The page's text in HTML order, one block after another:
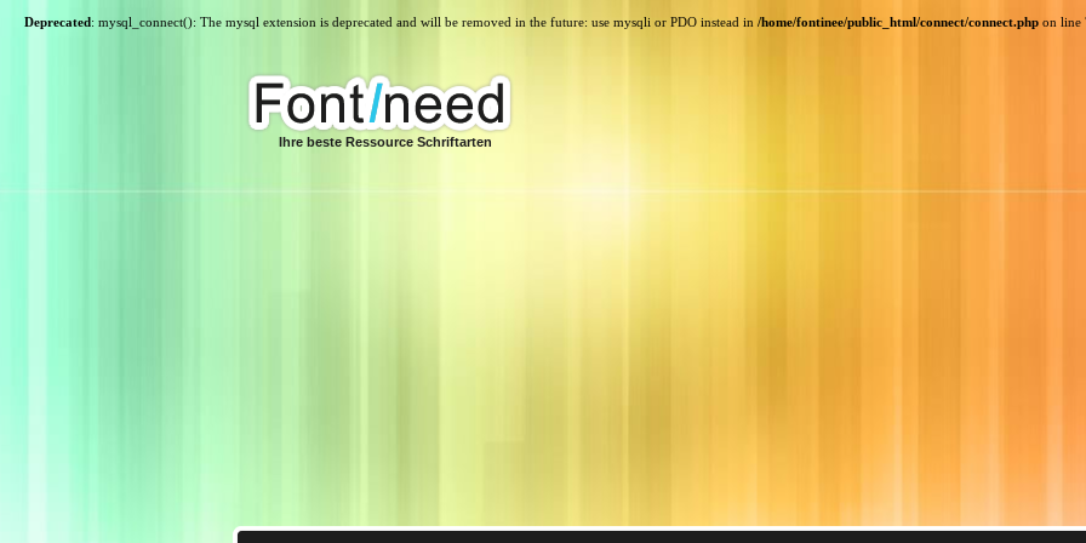
Deprecated: mysql_connect(): The mysql extension is deprecated and will be removed in the future: use mysqli or PDO instead in /home/fontinee/public_html/connect/connect.php on line
Ihre beste Ressource Schriftarten